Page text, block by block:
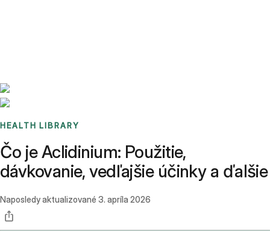
HEALTH LIBRARY
Čo je Aclidinium: Použitie,
dávkovanie, vedľajšie účinky a ďalšie
Naposledy aktualizované 3. apríla 2026